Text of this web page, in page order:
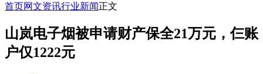
首页网文资讯行业新闻正文
山岚电子烟被申请财产保全21万元，仨账
户仅1222元